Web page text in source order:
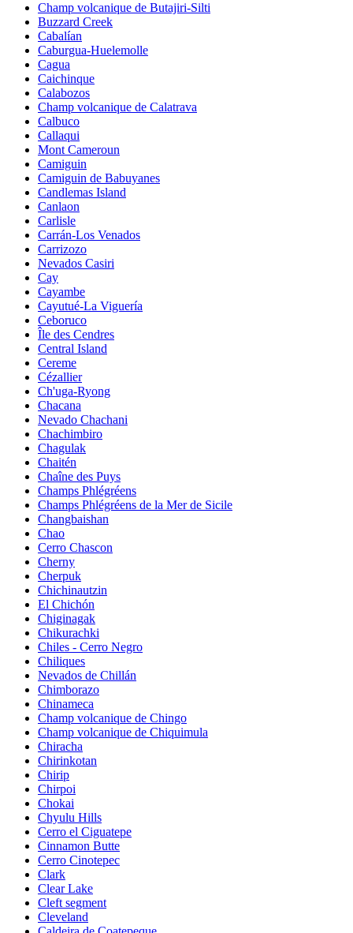
Champ volcanique de Butajiri-Silti
Buzzard Creek
Cabalían
Caburgua-Huelemolle
Cagua
Caichinque
Calabozos
Champ volcanique de Calatrava
Calbuco
Callaqui
Mont Cameroun
Camiguin
Camiguin de Babuyanes
Candlemas Island
Canlaon
Carlisle
Carrán-Los Venados
Carrizozo
Nevados Casiri
Cay
Cayambe
Cayutué-La Viguería
Ceboruco
Île des Cendres
Central Island
Cereme
Cézallier
Ch'uga-Ryong
Chacana
Nevado Chachani
Chachimbiro
Chagulak
Chaitén
Chaîne des Puys
Champs Phlégréens
Champs Phlégréens de la Mer de Sicile
Changbaishan
Chao
Cerro Chascon
Cherny
Cherpuk
Chichinautzin
El Chichón
Chiginagak
Chikurachki
Chiles - Cerro Negro
Chiliques
Nevados de Chillán
Chimborazo
Chinameca
Champ volcanique de Chingo
Champ volcanique de Chiquimula
Chiracha
Chirinkotan
Chirip
Chirpoi
Chokai
Chyulu Hills
Cerro el Ciguatepe
Cinnamon Butte
Cerro Cinotepec
Clark
Clear Lake
Cleft segment
Cleveland